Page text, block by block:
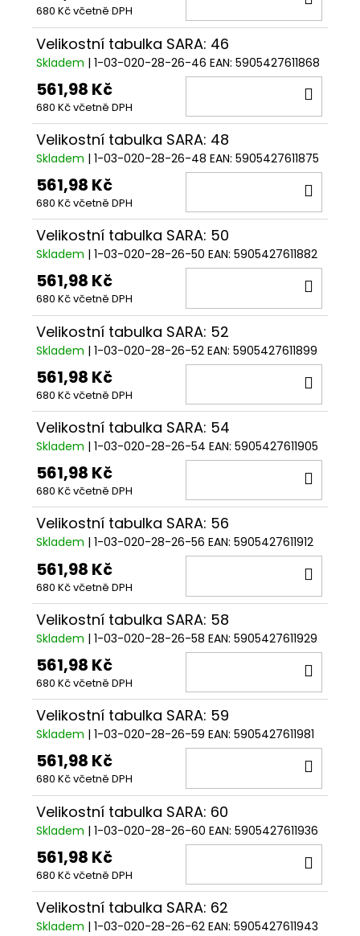
680 Kč včetně DPH
Velikostní tabulka SARA: 46
Skladem | 1-03-020-28-26-46 EAN: 5905427611868
561,98 Kč
680 Kč včetně DPH
Velikostní tabulka SARA: 48
Skladem | 1-03-020-28-26-48 EAN: 5905427611875
561,98 Kč
680 Kč včetně DPH
Velikostní tabulka SARA: 50
Skladem | 1-03-020-28-26-50 EAN: 5905427611882
561,98 Kč
680 Kč včetně DPH
Velikostní tabulka SARA: 52
Skladem | 1-03-020-28-26-52 EAN: 5905427611899
561,98 Kč
680 Kč včetně DPH
Velikostní tabulka SARA: 54
Skladem | 1-03-020-28-26-54 EAN: 5905427611905
561,98 Kč
680 Kč včetně DPH
Velikostní tabulka SARA: 56
Skladem | 1-03-020-28-26-56 EAN: 5905427611912
561,98 Kč
680 Kč včetně DPH
Velikostní tabulka SARA: 58
Skladem | 1-03-020-28-26-58 EAN: 5905427611929
561,98 Kč
680 Kč včetně DPH
Velikostní tabulka SARA: 59
Skladem | 1-03-020-28-26-59 EAN: 5905427611981
561,98 Kč
680 Kč včetně DPH
Velikostní tabulka SARA: 60
Skladem | 1-03-020-28-26-60 EAN: 5905427611936
561,98 Kč
680 Kč včetně DPH
Velikostní tabulka SARA: 62
Skladem | 1-03-020-28-26-62 EAN: 5905427611943